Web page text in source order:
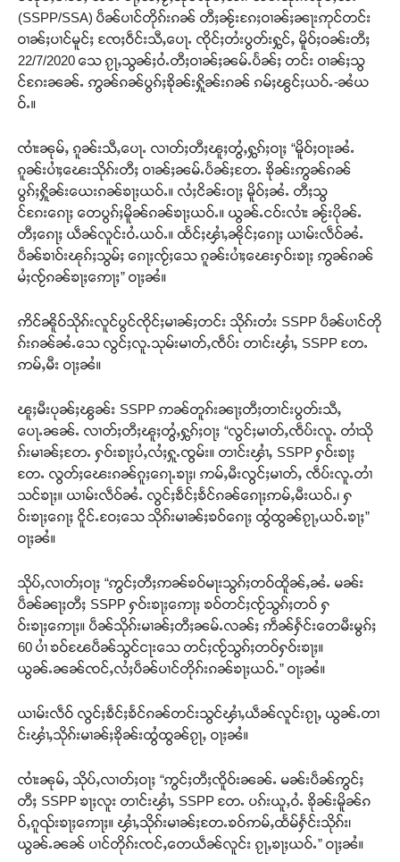
(SSPP/SSA) ပဵၼ်ပၢင်တိုၵ်းၵၼ် တီႈၼႂ်းၵႄႈဝၢၼ်ႈၼႃးဢုင်တင်း
ဝၢၼ်ႈပၢင်မူင်ႈ ၸႄႈဝဵင်းသီႇပေႃႉ ၸိုင်ႈတႆးပွတ်းႁွင်ႇ မိူဝ်ႈဝၼ်းတီႈ
22/7/2020 သေ ၵႂႃႇသွၼ်ႈဝႆႉတီႈဝၢၼ်ႈၼမ်ႉပႅၼ်ႈ တင်း ဝၢၼ်ႈသွ
င်ၵႄးၼၼ်ႉ ဢွၼ်ၵၼ်ပွၵ်ႈၶိုၼ်းႁိူၼ်းၵၼ် ၵမ်ႈၽွင်ႈယဝ်ႉ-ၼႆယ
ဝ်ႉ။
ၸၢႆးၼုမ်ႇ ၵူၼ်းသီႇပေႃႉ လၢတ်ႈတီႈၽူႈတွႆႇႁွၵ်ႈဝႃႈ “မိူဝ်ႈဝႃးၼႆႉ
ၵူၼ်းပၢႆႈၽေးသိုၵ်းတီႈ ဝၢၼ်ႈၼမ်ႉပႅၼ်ႈတႄႉ ၶိုၼ်းဢွၼ်ၵၼ်
ပွၵ်ႈႁိူၼ်းယေးၵၼ်ၶႃႈယဝ်ႉ။ လႆႈငိၼ်းဝႃႈ မိူဝ်ႈၼႆႉ တီႈသွ
င်ၵႄးၵေႃႈ တေပွၵ်ႈမိူၼ်ၵၼ်ၶႃႈယဝ်ႉ။ ယွၼ်ႉငဝ်းလၢႆး ၼႂ်းပိုၼ်ႉ
တီႈၵေႃႈ ယဵၼ်လူင်းဝႆႉယဝ်ႉ။ ထႅင်ႈၾၢႆႇၼိုင်ႈၵေႃႈ ယၢမ်းလဵဝ်ၼႆႉ
ပဵၼ်ၶၢဝ်းၽုၵ်ႈသွမ်ႈ ၵေႃႈၸႂ်ႈသေ ၵူၼ်းပၢႆႈၽေးႁဝ်းၶႃႈ ဢွၼ်ၵၼ်
မႆႈၸႂ်ၵၼ်ၶႃႈဢေႃႈ” ဝႃႈၼႆ။
ဢိင်ၼိူဝ်သိုၵ်းလူင်ပွင်ၸိုင်ႈမၢၼ်ႈတင်း သိုၵ်းတႆး SSPP ပဵၼ်ပၢင်တို
ၵ်းၵၼ်ၼႆႉသေ လွင်ႈလူႉသုမ်းမၢတ်ႇၸဵပ်း တၢင်းၾၢႆႇ SSPP တႄႉ
ဢမ်ႇမီး ဝႃႈၼႆ။
ၽူႈမီးပုၼ်ႈၽွၼ်း SSPP ဢၼ်တူၵ်းၼႃႈတီႈတၢင်းပွတ်းသီႇ
ပေႃႉၼၼ်ႉ လၢတ်ႈတီႈၽူႈတွႆႇႁွၵ်ႈဝႃႈ “လွင်ႈမၢတ်ႇၸဵပ်းလူႉ တၢႆသို
ၵ်းမၢၼ်ႈတႄႉ ႁဝ်းၶႃႈပႆႇလႆႈႁူႉၸွမ်း။ တၢင်းၾၢႆႇ SSPP ႁဝ်းၶႃႈ
တႄႉ လွတ်ႈၽေးၵၼ်ၵူႈၵေႃႉၶႃႈ၊ ဢမ်ႇမီးလွင်ႈမၢတ်ႇ ၸဵပ်းလူႉတၢႆ
သင်ၶႃႈ။ ယၢမ်းလဵဝ်ၼႆႉ လွင်ႈၶဵင်ႈၶႅင်ၵၼ်ၵေႃႈဢမ်ႇမီးယဝ်ႉ၊ ႁ
ဝ်းၶႃႈၵေႃႈ ငိူင်ႉဝႄႈသေ သိုၵ်းမၢၼ်ႈၶဝ်ၵေႃႈ ထွႆထွၼ်ၵႂႃႇယဝ်ႉၶႃႈ”
ဝႃႈၼႆ။
သိုပ်ႇလၢတ်ႈဝႃႈ “ဢွင်ႈတီႈဢၼ်ၶဝ်မႃးသွၵ်ႈတဝ်ထိူၼ်ႇၼႆႉ မၼ်း
ပဵၼ်ၼႃႈတီႈ SSPP ႁဝ်းၶႃႈဢေႃႈ ၶဝ်တင်ႈၸႂ်သွၵ်ႈတဝ် ႁ
ဝ်းၶႃႈဢေႃႈ။ ပဵၼ်သိုၵ်းမၢၼ်ႈတီႈၼမ်ႉလၼ်ႈ ဢဵၼ်ႁႅင်းတေမီးမွၵ်ႈ
60 ပၢႆ ၶဝ်ၽႄပဵၼ်သွင်ငႃးသေ တင်ႈၸႂ်သွၵ်ႈတဝ်ႁဝ်းၶႃႈ။
ယွၼ်ႉၼၼ်ၸင်ႇလႆႈပဵၼ်ပၢင်တိုၵ်းၵၼ်ၶႃႈယဝ်ႉ” ဝႃႈၼႆ။
ယၢမ်းလဵဝ် လွင်ႈၶဵင်ႈၶႅင်ၵၼ်တင်းသွင်ၾၢႆႇယဵၼ်လူင်းၵႂႃႇ ယွၼ်ႉတၢ
င်းၾၢႆႇသိုၵ်းမၢၼ်ႈၶိုၼ်းထွႆထွၼ်ၵႂႃႇ ဝႃႈၼႆ။
ၸၢႆးၼုမ်ႇ သိုပ်ႇလၢတ်ႈဝႃႈ “ဢွင်ႈတီႈၸိူဝ်းၼၼ်ႉ မၼ်းပဵၼ်ဢွင်ႈ
တီႈ SSPP ၶႃႈလူး တၢင်းၾၢႆႇ SSPP တႄႉ ပၵ်းယူႇဝႆႉ ၶိုၼ်းမိူၼ်ၵ
ဝ်ႇၵူၺ်းၶႃႈဢေႃႈ။ ၾၢႆႇသိုၵ်းမၢၼ်ႈတႄႉၶဝ်ဢမ်ႇထႅမ်ႁႅင်းသိုၵ်း၊
ယွၼ်ႉၼၼ် ပၢင်တိုၵ်းၸင်ႇတေယဵၼ်လူင်း ၵႂႃႇၶႃႈယဝ်ႉ” ဝႃႈၼႆ။